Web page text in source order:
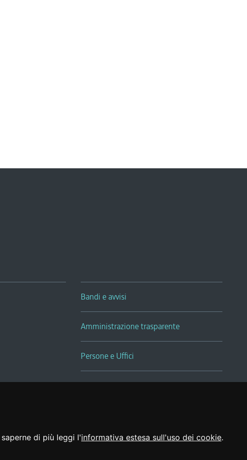
di più leggi l'informativa estesa sull'uso dei cookie.
Bandi e avvisi
Amministrazione trasparente
Persone e Uffici
Sala Tiziano Tessitori
Realizzato da